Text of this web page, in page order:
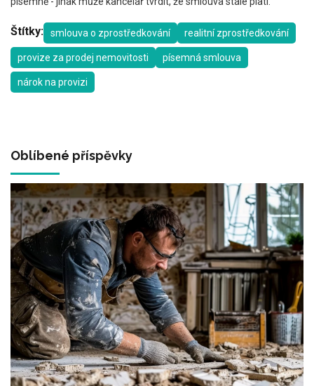
Štítky: smlouva o zprostředkování realitní zprostředkování
provize za prodej nemovitosti písemná smlouva
nárok na provizi
Oblíbené příspěvky